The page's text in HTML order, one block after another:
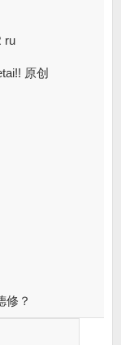
ru
原创
修？